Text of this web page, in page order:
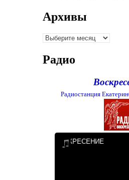
Архивы
Архивы
Радио
Радиостанция